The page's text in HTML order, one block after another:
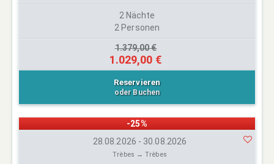
2 Nächte
2 Personen
1.379,00 €
1.029,00 €
Reservieren
oder Buchen
-25%
28.08.2026 - 30.08.2026
Trèbes → Trèbes